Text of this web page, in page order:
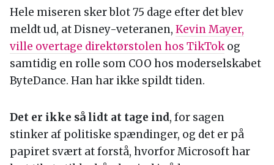
Hele miseren sker blot 75 dage efter det blev
meldt ud, at Disney-veteranen, Kevin Mayer,
ville overtage direktørstolen hos TikTokog
samtidig en rolle som COO hos moderselskabet
ByteDance. Han har ikke spildt tiden.
Det er ikke så lidt at tage ind, for sagen
stinker af politiske spændinger, og det er på
papiret svært at forstå, hvorfor Microsoft har